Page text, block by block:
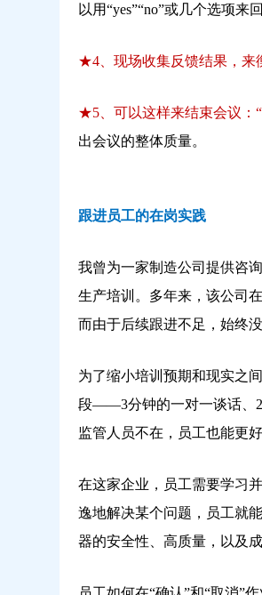
以用“yes”“no”或几个选项来
★4、现场收集反馈结果，来
★5、可以这样来结束会议：
出会议的整体质量。
跟进员工的在岗实践
我曾为一家制造公司提供咨
生产培训。多年来，该公司
而由于后续跟进不足，始终
为了缩小培训预期和现实之
段——3分钟的一对一谈话、
监管人员不在，员工也能更
在这家企业，员工需要学习
逸地解决某个问题，员工就
器的安全性、高质量，以及成